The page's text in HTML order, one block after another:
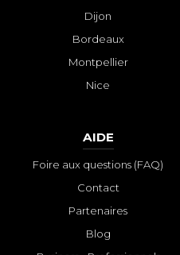
Dijon
Bordeaux
Montpellier
Nice
AIDE
Foire aux questions (FAQ)
Contact
Partenaires
Blog